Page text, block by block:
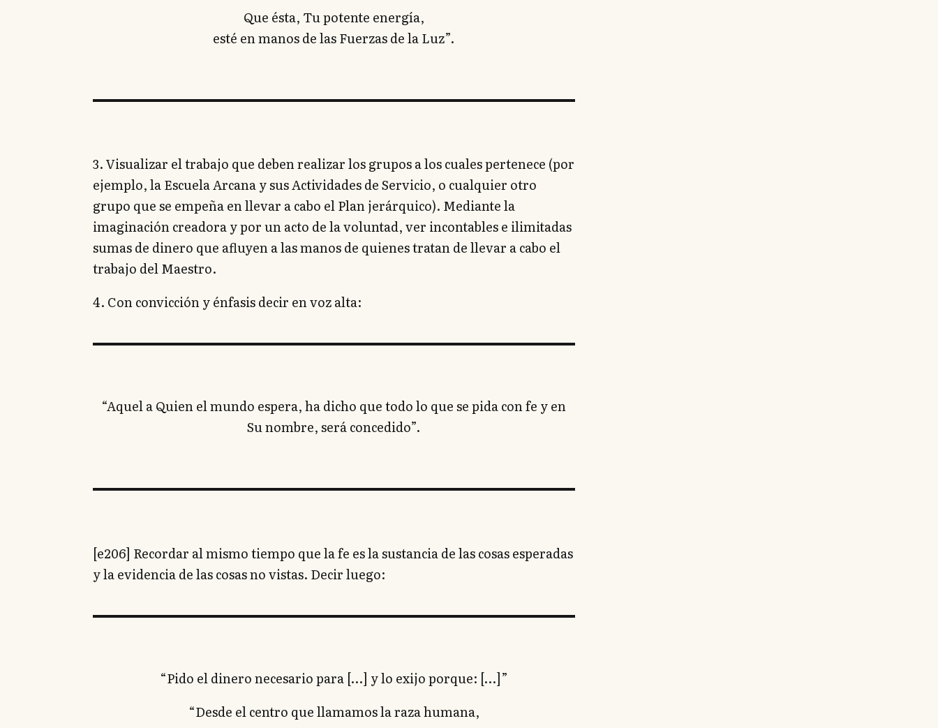
Que ésta, Tu potente energía,
esté en manos de las Fuerzas de la Luz”.
3. Visualizar el trabajo que deben realizar los grupos a los cuales pertenece (por
ejemplo, la Escuela Arcana y sus Actividades de Servicio, o cualquier otro
grupo que se empeña en llevar a cabo el Plan jerárquico). Mediante la
imaginación creadora y por un acto de la voluntad, ver incontables e ilimitadas
sumas de dinero que afluyen a las manos de quienes tratan de llevar a cabo el
trabajo del Maestro.
4. Con convicción y énfasis decir en voz alta:
“Aquel a Quien el mundo espera, ha dicho que todo lo que se pida con fe y en
Su nombre, será concedido”.
[e206] Recordar al mismo tiempo que la fe es la sustancia de las cosas esperadas
y la evidencia de las cosas no vistas. Decir luego:
“Pido el dinero necesario para […] y lo exijo porque: […]”
“Desde el centro que llamamos la raza humana,